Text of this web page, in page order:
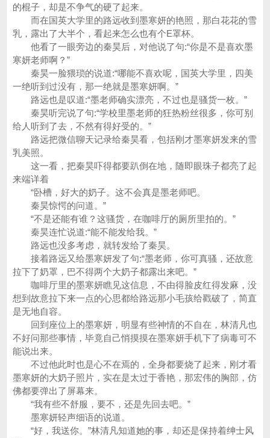
的棍子，却是不争气的硬了起来。
而在国英大学里的路远收到墨寒妍的艳照，那白花花的雪
乳，露出了大半个，看起来怎么也有个E罩杯。
他看了一眼旁边的秦昊后，对他说了句:“你是不是喜欢墨
寒妍老师啊？”
秦昊一脸猥琐的说道:“哪能不喜欢呢，国英大学里，四美
一绝听到过没有，那一绝就是墨寒妍啊。”
路远也是叹道:“墨老师确实漂亮，不过也是骚货一枚。”
秦昊听完说了句:“学校里墨老师的狂热粉丝很多，你可别
给人听到了去，不然有得好受的。”
路远把微信聊天记录给秦昊看，包括刚才墨寒妍发来的雪
乳美照。
这一看，把秦昊吓得都要趴倒在地，随即眼珠子都亮了起
来端详着
“卧槽，好大的奶子。这不会真是墨老师吧。
秦昊惊愕的问道。”
“不是还能有谁？这骚货，在咖啡厅的厕所里拍的。”
秦昊连忙说道:“能不能发给我。”
路远也没多考虑，就转发给了秦昊。
接着路远又给墨寒妍发了句:“墨老师，你可真骚，还故意
拉下了奶罩，巴不得两个大奶子都露出来吧。”
咖啡厅里的墨寒妍瞧见这信息，不由得脸皮红得发麻，没
想到故意拉下来一点的心思都给路远那小毛孩给戳破了，简直
是无地自容。
回到座位上的墨寒妍，明显有些神情的不自在，林清凡也
不好问那些事情，毕竟自己悄摸摸在墨寒妍手机下了病毒可不
能说出来。
不过他此时也是心不在焉的，全身都要烧了起来，刚才看
墨寒妍的大奶子照片，实在是太过于香艳，那宏伟的胸部，仿
佛都要弹出了屏幕来。
“我有些不舒服，要不，还是先回去吧。”
墨寒妍轻声细语的说道。
“好，我送你。”林清凡知道她的事，却还是保持着绅士风